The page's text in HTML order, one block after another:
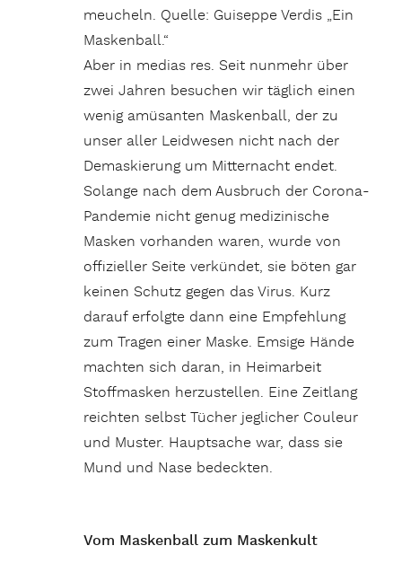
meucheln. Quelle: Guiseppe Verdis „Ein
Maskenball.“
Aber in medias res. Seit nunmehr über
zwei Jahren besuchen wir täglich einen
wenig amüsanten Maskenball, der zu
unser aller Leidwesen nicht nach der
Demaskierung um Mitternacht endet.
Solange nach dem Ausbruch der Corona-
Pandemie nicht genug medizinische
Masken vorhanden waren, wurde von
offizieller Seite verkündet, sie böten gar
keinen Schutz gegen das Virus. Kurz
darauf erfolgte dann eine Empfehlung
zum Tragen einer Maske. Emsige Hände
machten sich daran, in Heimarbeit
Stoffmasken herzustellen. Eine Zeitlang
reichten selbst Tücher jeglicher Couleur
und Muster. Hauptsache war, dass sie
Mund und Nase bedeckten.
Vom Maskenball zum Maskenkult